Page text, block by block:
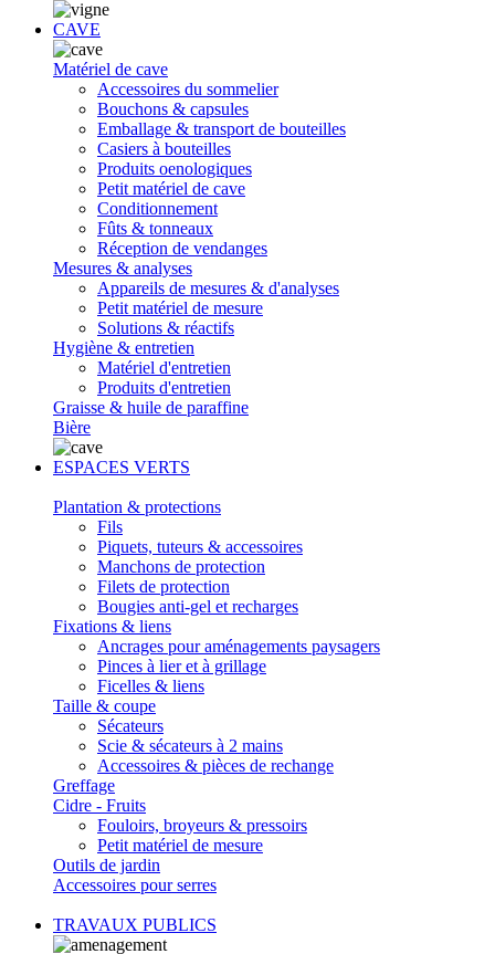
CAVE
Matériel de cave
Accessoires du sommelier
Bouchons & capsules
Emballage & transport de bouteilles
Casiers à bouteilles
Produits oenologiques
Petit matériel de cave
Conditionnement
Fûts & tonneaux
Réception de vendanges
Mesures & analyses
Appareils de mesures & d'analyses
Petit matériel de mesure
Solutions & réactifs
Hygiène & entretien
Matériel d'entretien
Produits d'entretien
Graisse & huile de paraffine
Bière
ESPACES VERTS
Plantation & protections
Fils
Piquets, tuteurs & accessoires
Manchons de protection
Filets de protection
Bougies anti-gel et recharges
Fixations & liens
Ancrages pour aménagements paysagers
Pinces à lier et à grillage
Ficelles & liens
Taille & coupe
Sécateurs
Scie & sécateurs à 2 mains
Accessoires & pièces de rechange
Greffage
Cidre - Fruits
Fouloirs, broyeurs & pressoirs
Petit matériel de mesure
Outils de jardin
Accessoires pour serres
TRAVAUX PUBLICS